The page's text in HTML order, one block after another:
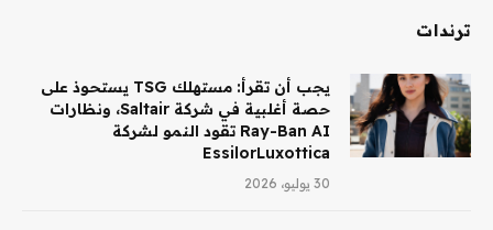
ترندات
يجب أن تقرأ: مستهلك TSG يستحوذ على
حصة أغلبية في شركة Saltair، ونظارات
Ray-Ban AI تقود النمو لشركة
EssilorLuxottica
30 يوليو، 2026